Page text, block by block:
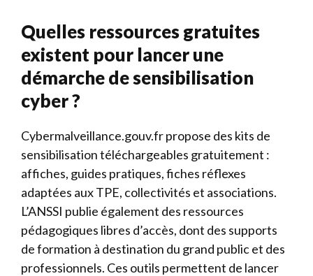
Quelles ressources gratuites
existent pour lancer une
démarche de sensibilisation
cyber ?
Cybermalveillance.gouv.fr propose des kits de
sensibilisation téléchargeables gratuitement :
affiches, guides pratiques, fiches réflexes
adaptées aux TPE, collectivités et associations.
L’ANSSI publie également des ressources
pédagogiques libres d’accès, dont des supports
de formation à destination du grand public et des
professionnels. Ces outils permettent de lancer